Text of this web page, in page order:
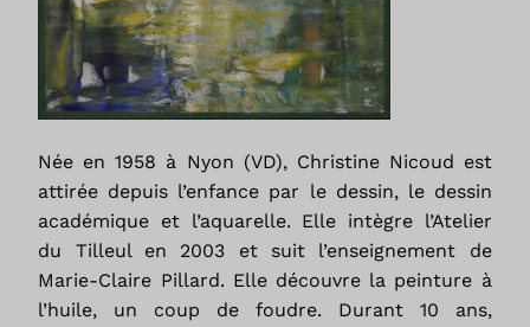
Née en 1958 à Nyon (VD), Christine Nicoud est
attirée depuis l’enfance par le dessin, le dessin
académique et l’aquarelle. Elle intègre l’Atelier
du Tilleul en 2003 et suit l’enseignement de
Marie-Claire Pillard. Elle découvre la peinture à
l’huile, un coup de foudre. Durant 10 ans,